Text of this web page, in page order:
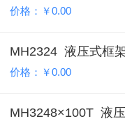
价格：￥0.00
MH2324 液压式框
价格：￥0.00
MH3248×100T 液